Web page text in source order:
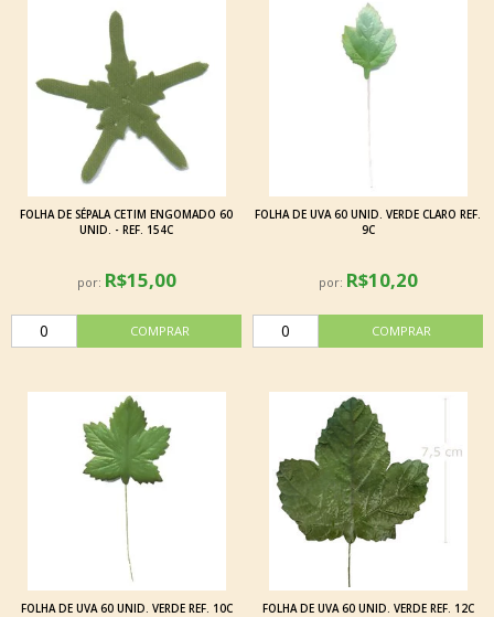
FOLHA DE SÉPALA CETIM ENGOMADO 60
UNID. - REF. 154C
por: R$15,00
FOLHA DE UVA 60 UNID. VERDE CLARO REF.
9C
por: R$10,20
FOLHA DE UVA 60 UNID. VERDE REF. 10C FOLHA DE UVA 60 UNID. VERDE REF. 12C